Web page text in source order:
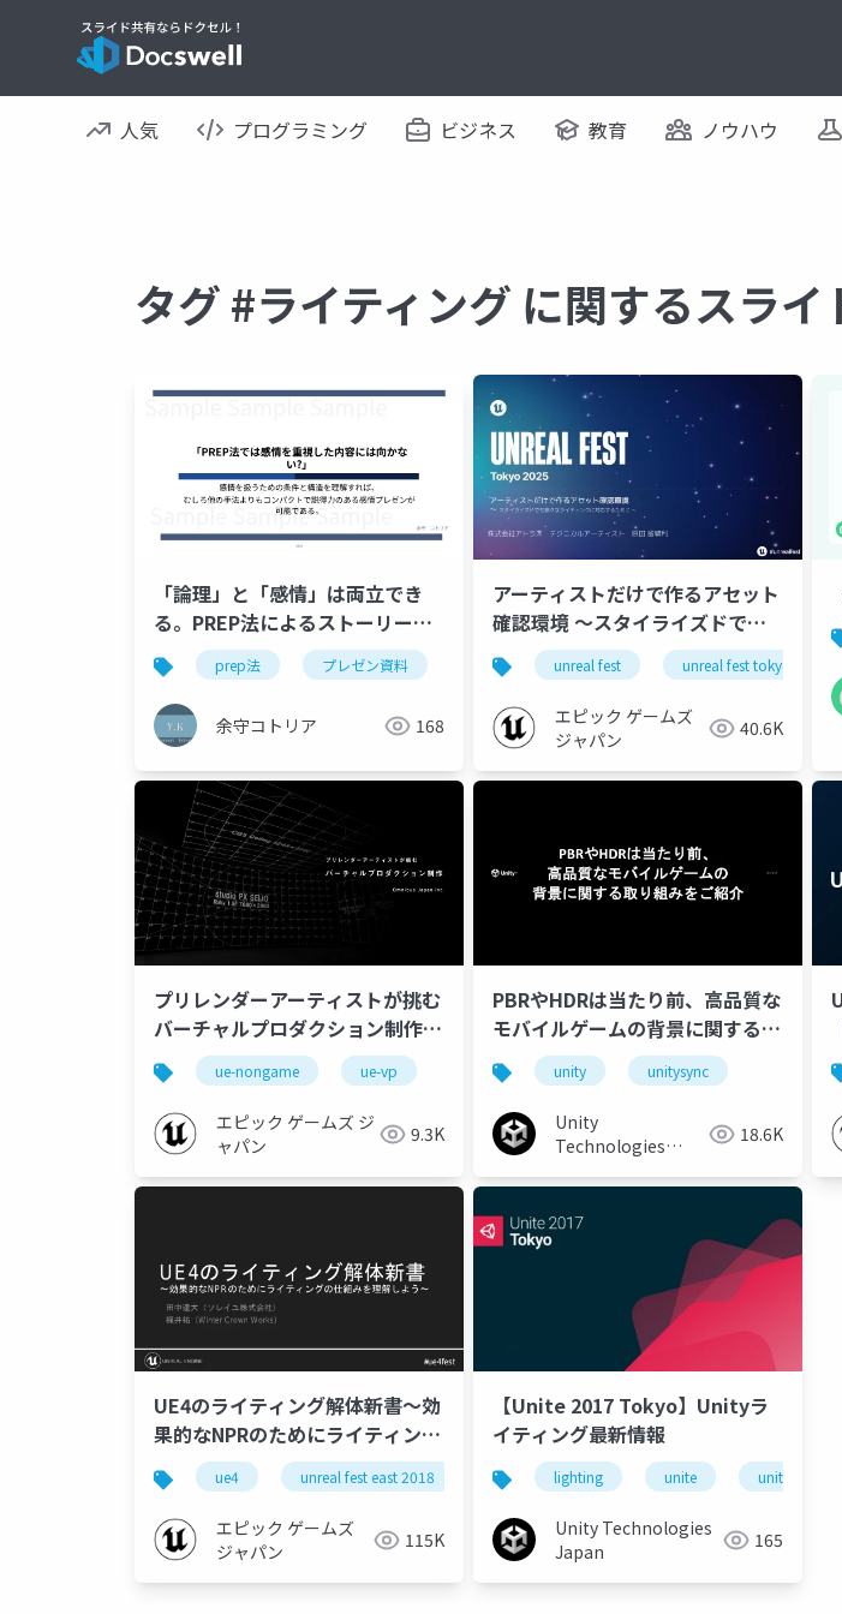
人気 プログラミング ビジネス 教育 ノウハウ
タグ #ライティング に関するスライ
「論理」と「感情」は両立でき
る。PREP法によるストーリーテ
リング実践マニュアル
prep法 プレゼン資料 ストーリーテリング ロジカルシンキング
余守コトリア 168
アーティストだけで作るアセット
確認環境 ～スタイライズドでも
様々なライティングに対応するた
めに～ | Unreal Fest Tokyo
2025
unreal fest unreal fest tokyo 2025
エピック ゲームズ
ジャパン
40.6K
プリレンダーアーティストが挑む
バーチャルプロダクション制作
【Virtual Production Deep
Dive 2023】
ue-nongame ue-vp
エピック ゲームズ ジ
ャパン
9.3K
PBRやHDRは当たり前、高品質な
モバイルゲームの背景に関する取
り組みをご紹介
unity unitysync
Unity
Technologies
18.6K
UE4のライティング解体新書～効
果的なNPRのためにライティング
の仕組みを理解しよう～
【UNREAL FEST EAST 2018】
ue4 unreal fest east 2018 unreal fest ue-rendering ue-optimize
エピック ゲームズ
ジャパン
115K
【Unite 2017 Tokyo】Unityラ
イティング最新情報
lighting unite unity
Unity Technologies
Japan
165